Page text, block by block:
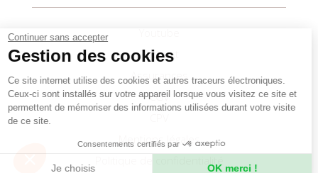
Podcast
Assurances
CGV
Mentions légales
Continuer sans accepter
Gestion des cookies
Ce site internet utilise des cookies et autres traceurs électroniques.
Ceux-ci sont installés sur votre appareil lorsque vous visitez ce site et
permettent de mémoriser des informations utilisées durant votre visite
de ce site.
Consentements certifiés par
Je choisis OK merci !